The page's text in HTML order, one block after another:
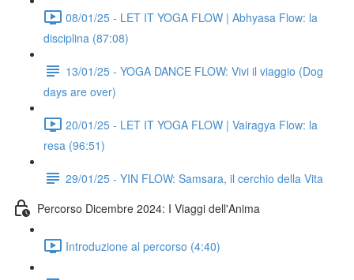
08/01/25 - LET IT YOGA FLOW | Abhyasa Flow: la
disciplina (87:08)
13/01/25 - YOGA DANCE FLOW: Vivi il viaggio (Dog
days are over)
20/01/25 - LET IT YOGA FLOW | Vairagya Flow: la
resa (96:51)
29/01/25 - YIN FLOW: Samsara, il cerchio della Vita
Percorso Dicembre 2024: I Viaggi dell'Anima
Introduzione al percorso (4:40)